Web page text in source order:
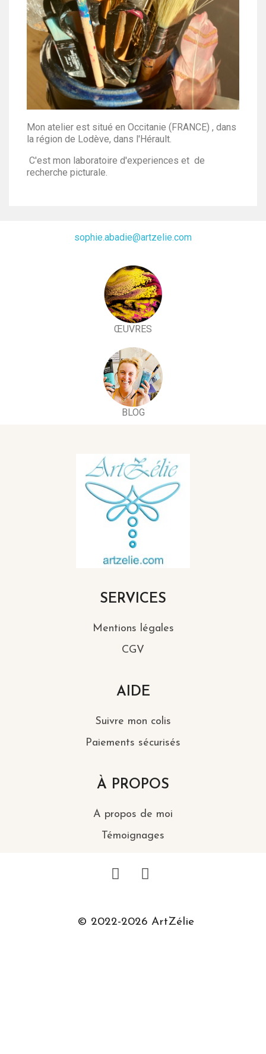
Mon atelier est situé en Occitanie (FRANCE) , dans
la région de Lodève, dans l'Hérault.
C'est mon laboratoire d'experiences et de
recherche picturale.
sophie.abadie@artzelie.com
ŒUVRES
BLOG
SERVICES
Mentions légales
CGV
AIDE
Suivre mon colis
Paiements sécurisés
À PROPOS
A propos de moi
Témoignages
© 2022-2026 ArtZélie